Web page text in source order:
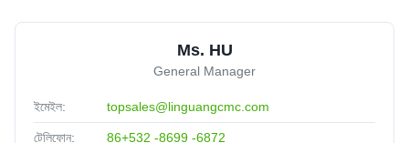
Ms. HU
General Manager
ইমেইল: topsales@linguangcmc.com
টেলিফোন: 86+532 -8699 -6872